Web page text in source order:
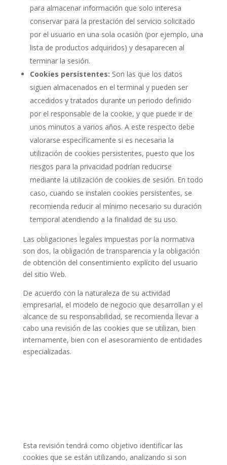
para almacenar información que solo interesa
conservar para la prestación del servicio solicitado
por el usuario en una sola ocasión (por ejemplo, una
lista de productos adquiridos) y desaparecen al
terminar la sesión.
Cookies persistentes: Son las que los datos
siguen almacenados en el terminal y pueden ser
accedidos y tratados durante un periodo definido
por el responsable de la cookie, y que puede ir de
unos minutos a varios años. A este respecto debe
valorarse específicamente si es necesaria la
utilización de cookies persistentes, puesto que los
riesgos para la privacidad podrían reducirse
mediante la utilización de cookies de sesión. En todo
caso, cuando se instalen cookies persistentes, se
recomienda reducir al mínimo necesario su duración
temporal atendiendo a la finalidad de su uso.
Las obligaciones legales impuestas por la normativa
son dos, la obligación de transparencia y la obligación
de obtención del consentimiento explícito del usuario
del sitio Web.
De acuerdo con la naturaleza de su actividad
empresarial, el modelo de negocio que desarrollan y el
alcance de su responsabilidad, se recomienda llevar a
cabo una revisión de las cookies que se utilizan, bien
internamente, bien con el asesoramiento de entidades
especializadas.
Esta revisión tendrá como objetivo identificar las
cookies que se están utilizando, analizando si son